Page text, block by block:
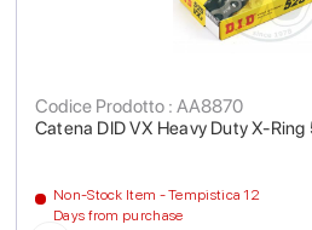
Catena DID VX Heavy Duty X-
Codice Prodotto : AA8870
Non-Stock Item - Tempistica 12
Days from purchase